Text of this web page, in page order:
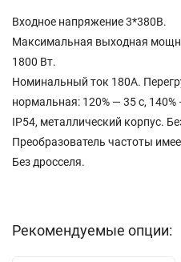
Входное напряжение 3*380В.
Максимальная выходная
1800 Вт.
Номинальный ток 180A.
нормальная: 120% — 35 с,
IP54, металлический корпус.
Преобразователь частоты
Без дросселя.
Рекомендуемые опции: